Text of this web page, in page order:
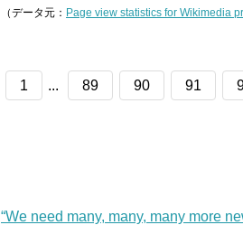
（データ元： Page view statistics for Wikimedia
1 ... 89 90 91
“We need many, many, many more